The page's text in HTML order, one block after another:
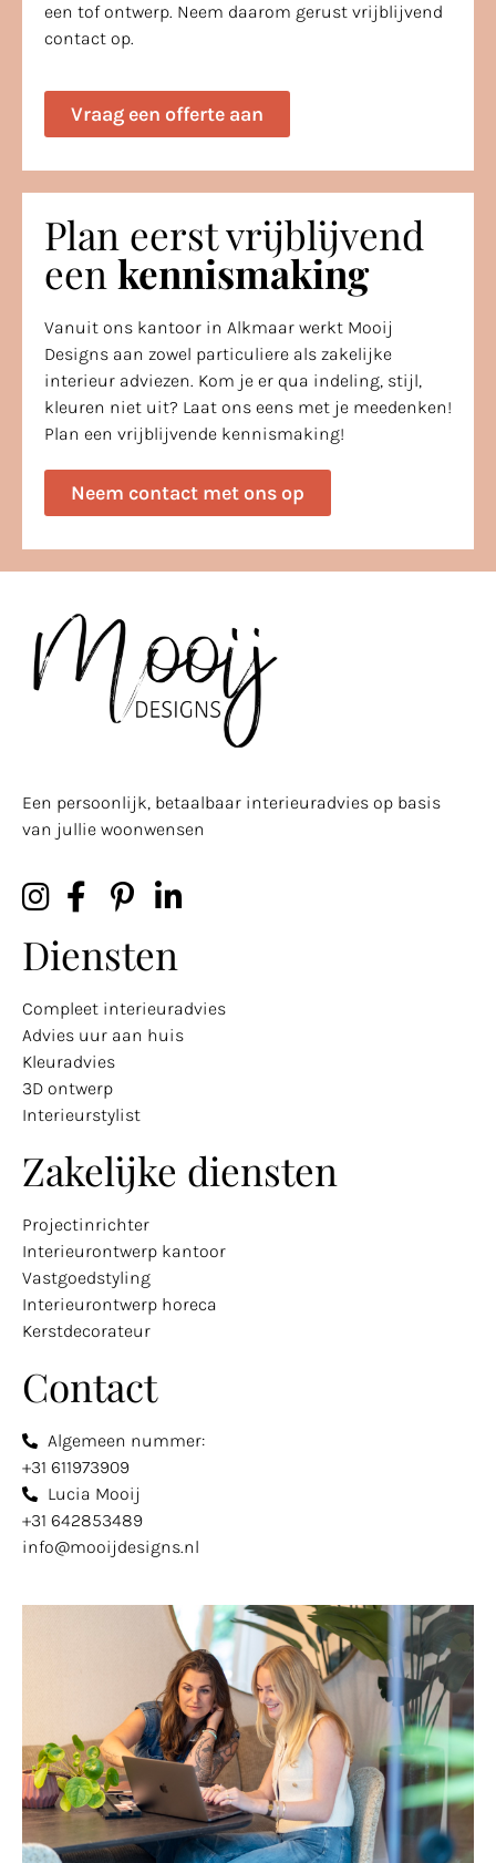
een tof ontwerp. Neem daarom gerust vrijblijvend
contact op.
Vraag een offerte aan
Plan eerst vrijblijvend
een kennismaking
Vanuit ons kantoor in Alkmaar werkt Mooij
Designs aan zowel particuliere als zakelijke
interieur adviezen. Kom je er qua indeling, stijl,
kleuren niet uit? Laat ons eens met je meedenken!
Plan een vrijblijvende kennismaking!
Neem contact met ons op
Een persoonlijk, betaalbaar interieuradvies op basis
van jullie woonwensen
Diensten
Compleet interieuradvies
Advies uur aan huis
Kleuradvies
3D ontwerp
Interieurstylist
Zakelijke diensten
Projectinrichter
Interieurontwerp kantoor
Vastgoedstyling
Interieurontwerp horeca
Kerstdecorateur
Contact
Algemeen nummer:
+31 611973909
Lucia Mooij
+31 642853489
info@mooijdesigns.nl